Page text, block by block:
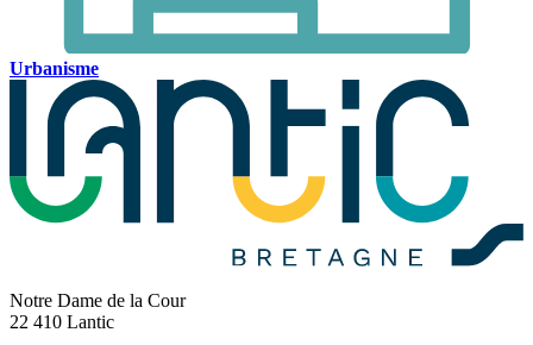
Urbanisme
Notre Dame de la Cour
22 410 Lantic